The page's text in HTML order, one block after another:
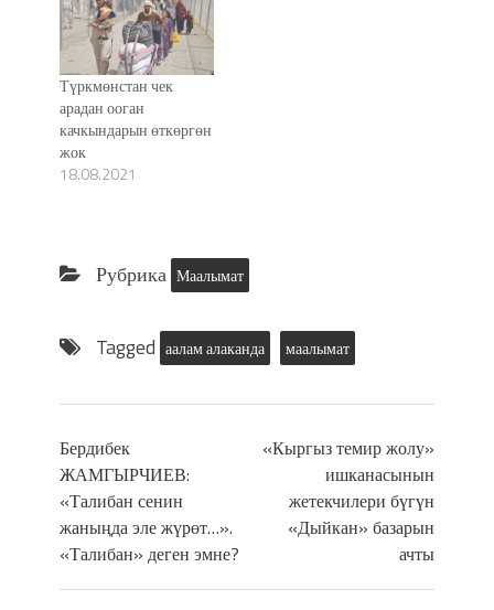
Түркмөнстан чек
арадан ооган
качкындарын өткөргөн
жок
18.08.2021
Рубрика Маалымат
Tagged аалам алаканда маалымат
Бердибек
ЖАМГЫРЧИЕВ:
«Талибан сенин
жаныңда эле жүрөт…».
«Талибан» деген эмне?
«Кыргыз темир жолу»
ишканасынын
жетекчилери бүгүн
«Дыйкан» базарын
ачты